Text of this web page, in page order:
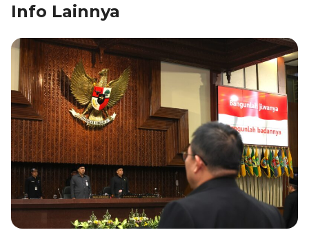
e
b
o
o
k
e
dI
n
A
p
p
a
m
Info Lainnya